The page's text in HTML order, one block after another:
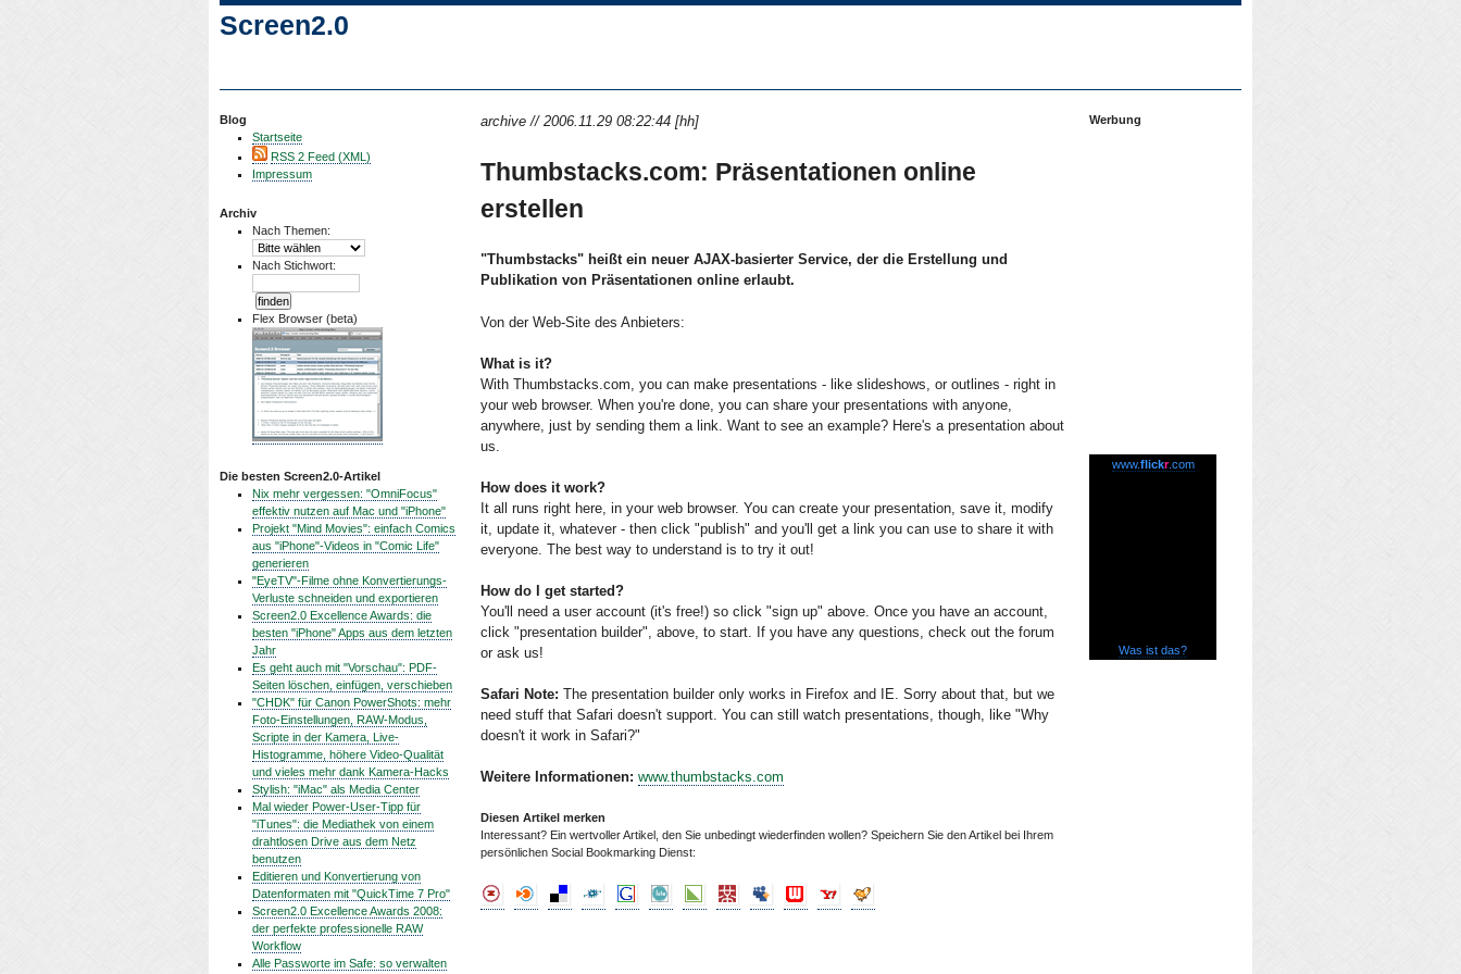
Screen2.0
Blog
Startseite
RSS 2 Feed (XML)
Impressum
Archiv
Nach Themen:
Nach Stichwort:
Flex Browser (beta)
Die besten Screen2.0-Artikel
Nix mehr vergessen: "OmniFocus"
effektiv nutzen auf Mac und "iPhone"
Projekt "Mind Movies": einfach Comics
aus "iPhone"-Videos in "Comic Life"
generieren
"EyeTV"-Filme ohne Konvertierungs-
Verluste schneiden und exportieren
Screen2.0 Excellence Awards: die
besten "iPhone" Apps aus dem letzten
Jahr
Es geht auch mit "Vorschau": PDF-
Seiten löschen, einfügen, verschieben
"CHDK" für Canon PowerShots: mehr
Foto-Einstellungen, RAW-Modus,
Scripte in der Kamera, Live-
Histogramme, höhere Video-Qualität
und vieles mehr dank Kamera-Hacks
Stylish: "iMac" als Media Center
Mal wieder Power-User-Tipp für
"iTunes": die Mediathek von einem
drahtlosen Drive aus dem Netz
benutzen
Editieren und Konvertierung von
Datenformaten mit "QuickTime 7 Pro"
Screen2.0 Excellence Awards 2008:
der perfekte professionelle RAW
Workflow
Alle Passworte im Safe: so verwalten
archive // 2006.11.29 08:22:44 [hh]
Thumbstacks.com: Präsentationen online
erstellen
"Thumbstacks" heißt ein neuer AJAX-basierter Service, der die Erstellung und
Publikation von Präsentationen online erlaubt.
Von der Web-Site des Anbieters:
What is it?
With Thumbstacks.com, you can make presentations - like slideshows, or outlines - right in
your web browser. When you're done, you can share your presentations with anyone,
anywhere, just by sending them a link. Want to see an example? Here's a presentation about
us.
How does it work?
It all runs right here, in your web browser. You can create your presentation, save it, modify
it, update it, whatever - then click "publish" and you'll get a link you can use to share it with
everyone. The best way to understand is to try it out!
How do I get started?
You'll need a user account (it's free!) so click "sign up" above. Once you have an account,
click "presentation builder", above, to start. If you have any questions, check out the forum
or ask us!
Safari Note: The presentation builder only works in Firefox and IE. Sorry about that, but we
need stuff that Safari doesn't support. You can still watch presentations, though, like "Why
doesn't it work in Safari?"
Weitere Informationen: www.thumbstacks.com
Diesen Artikel merken
Interessant? Ein wertvoller Artikel, den Sie unbedingt wiederfinden wollen? Speichern Sie den Artikel bei Ihrem
persönlichen Social Bookmarking Dienst:
Werbung
www.flickr.com
Was ist das?